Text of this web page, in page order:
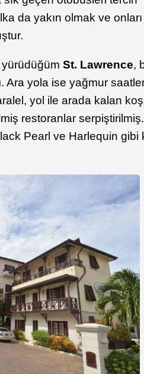
da yakın olmak ve onları
yürüdüğümSt. Lawrence,
yola ise yağmur
yol ile arada kalan
restoranlar
Pearl ve Harlequin gibi